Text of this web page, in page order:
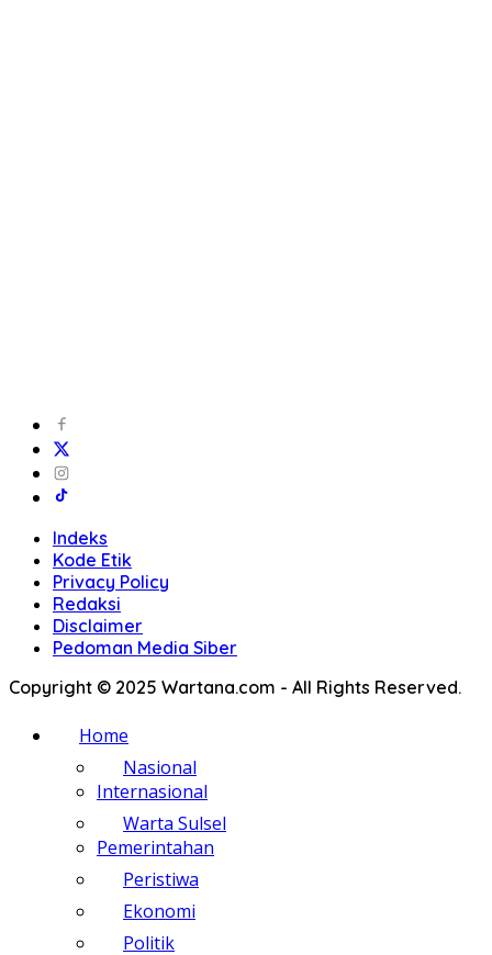
Indeks
Kode Etik
Privacy Policy
Redaksi
Disclaimer
Pedoman Media Siber
Copyright © 2025 Wartana.com - All Rights Reserved.
Home
Nasional
Internasional
Warta Sulsel
Pemerintahan
Peristiwa
Ekonomi
Politik